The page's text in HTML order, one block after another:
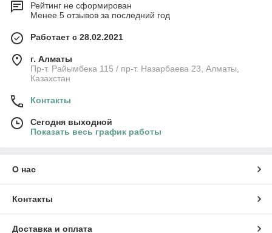
Рейтинг не сформирован
Менее 5 отзывов за последний год
Работает с 28.02.2021
г. Алматы
Пр-т. Райымбека 115 / пр-т. Назарбаева 23, Алматы,
Казахстан
Контакты
Сегодня выходной
Показать весь график работы
О нас
Контакты
Доставка и оплата